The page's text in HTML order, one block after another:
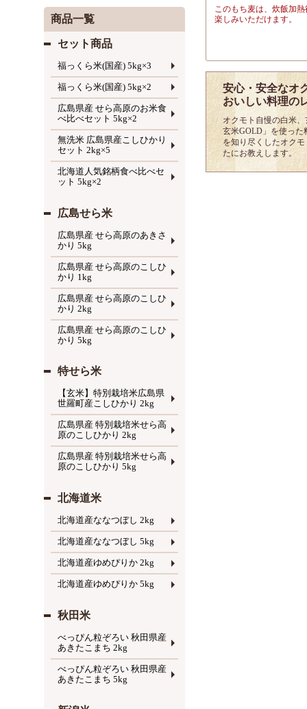
このもち麦は、炊飯加
楽しみいただけます。
安心・安全なオ
おいしい料理の
オクモト自慢の白米
玄米GOLD」を使った
を知り尽くしたオク
たにお教えします。
商品一覧
セット商品
福っくら米(国産) 5kg×3
福っくら米(国産) 5kg×2
広島県産 せら高原のお米食
べ比べセット 5kg×2
無洗米 広島県産こしひかり
セット 2kg×5
北海道人気銘柄食べ比べセ
ット 5kg×2
広島せら米
広島県産 せら高原のあきさ
かり 5kg
広島県産 せら高原のこしひ
かり 1kg
広島県産 せら高原のこしひ
かり 2kg
広島県産 せら高原のこしひ
かり 5kg
特せら米
【玄米】特別栽培米広島県
世羅町産こしひかり 2kg
広島県産 特別栽培米せら高
原のこしひかり 2kg
広島県産 特別栽培米せら高
原のこしひかり 5kg
北海道米
北海道産ななつぼし 2kg
北海道産ななつぼし 5kg
北海道産ゆめぴりか 2kg
北海道産ゆめぴりか 5kg
秋田米
べっぴん粒ぞろい 秋田県産
あきたこまち 2kg
べっぴん粒ぞろい 秋田県産
あきたこまち 5kg